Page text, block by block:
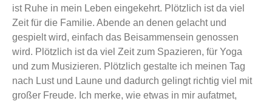
ist Ruhe in mein Leben eingekehrt. Plötzlich ist da viel
Zeit für die Familie. Abende an denen gelacht und
gespielt wird, einfach das Beisammensein genossen
wird. Plötzlich ist da viel Zeit zum Spazieren, für Yoga
und zum Musizieren. Plötzlich gestalte ich meinen Tag
nach Lust und Laune und dadurch gelingt richtig viel mit
großer Freude. Ich merke, wie etwas in mir aufatmet,